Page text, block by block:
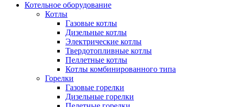
Котельное оборудование
Котлы
Газовые котлы
Дизельные котлы
Электрические котлы
Твердотопливные котлы
Пеллетные котлы
Котлы комбинированного типа
Горелки
Газовые горелки
Дизельные горелки